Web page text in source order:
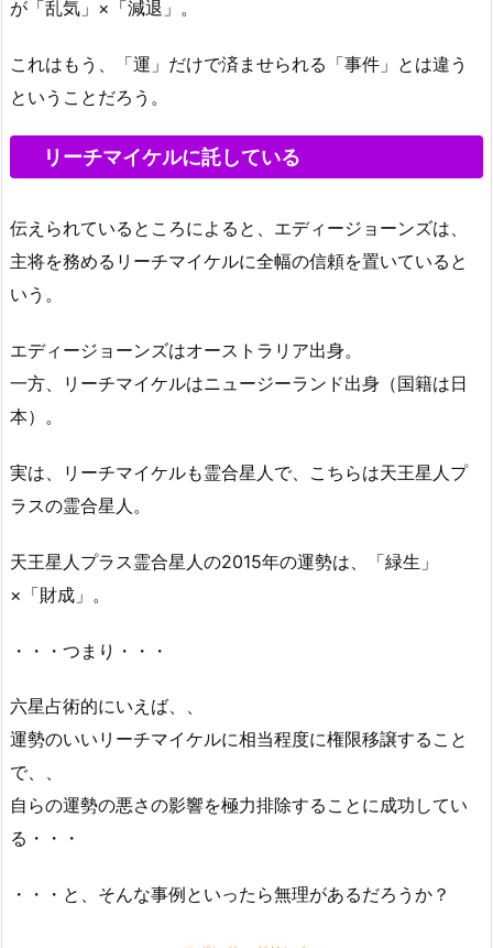
が「乱気」×「減退」。
これはもう、「運」だけで済ませられる「事件」とは違う
ということだろう。
リーチマイケルに託している
伝えられているところによると、エディージョーンズは、
主将を務めるリーチマイケルに全幅の信頼を置いていると
いう。
エディージョーンズはオーストラリア出身。
一方、リーチマイケルはニュージーランド出身（国籍は日
本）。
実は、リーチマイケルも霊合星人で、こちらは天王星人プ
ラスの霊合星人。
天王星人プラス霊合星人の2015年の運勢は、「緑生」
×「財成」。
・・・つまり・・・
六星占術的にいえば、、
運勢のいいリーチマイケルに相当程度に権限移譲すること
で、、
自らの運勢の悪さの影響を極力排除することに成功してい
る・・・
・・・と、そんな事例といったら無理があるだろうか？